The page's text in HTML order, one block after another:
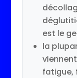
est le
la
fatigue,